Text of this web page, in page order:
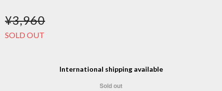
¥3,960
SOLD OUT
International shipping available
Sold out